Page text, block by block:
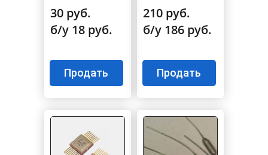
30 руб.
б/у 18 руб.
Продать
210 руб.
б/у 186 руб.
Продать